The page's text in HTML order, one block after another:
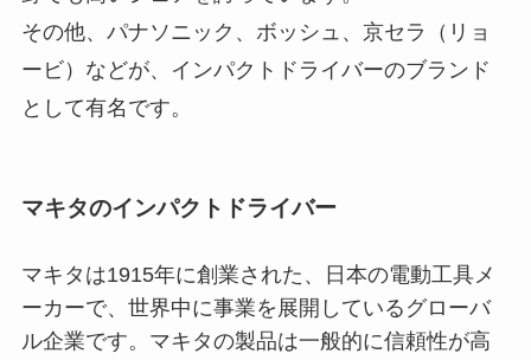
その他、パナソニック、ボッシュ、京セラ（リョ
ービ）などが、インパクトドライバーのブランド
として有名です。
マキタのインパクトドライバー
マキタは1915年に創業された、日本の電動工具メ
ーカーで、世界中に事業を展開しているグローバ
ル企業です。マキタの製品は一般的に信頼性が高